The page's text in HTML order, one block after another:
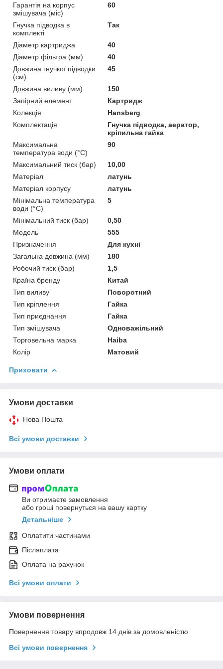
Гарантія на корпус
змішувача (міс)
60
Гнучка підводка в
комплекті
Так
Діаметр картриджа
40
Діаметр фільтра (мм)
40
Довжина гнучкої підводки
(см)
45
Довжина виливу (мм)
150
Запірний елемент
Картридж
Колекція
Hansberg
Комплектація
Гнучка підводка, аератор,
кріпильна гайка
Максимальна
температура води (°C)
90
Максимальний тиск (бар)
10,00
Матеріал
латунь
Матеріал корпусу
латунь
Мінімальна температура
води (°C)
5
Мінімальний тиск (бар)
0,50
Модель
555
Призначення
Для кухні
Загальна довжина (мм)
180
Робочий тиск (бар)
1,5
Країна бренду
Китай
Тип виливу
Поворотний
Тип кріплення
Гайка
Тип приєднання
Гайка
Тип змішувача
Одноважільний
Торговельна марка
Haiba
Колір
Матовий
Приховати
Умови доставки
Нова Пошта
Всі умови доставки
Умови оплати
Ви отримаєте замовлення
або гроші повернуться на вашу картку
Детальніше
Оплатити частинами
Післяплата
Оплата на рахунок
Всі умови оплати
Умови повернення
Повернення товару впродовж 14 днів за домовленістю
Всі умови повернення